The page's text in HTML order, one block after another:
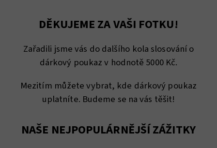
DĚKUJEME ZA VAŠI FOTKU!
Zařadili jsme vás do dalšího kola slosování o
dárkový poukaz v hodnotě 5000 Kč.
Mezitím můžete vybrat, kde dárkový poukaz
uplatníte. Budeme se na vás těšit!
NAŠE NEJPOPULÁRNĚJŠÍ ZÁŽITKY